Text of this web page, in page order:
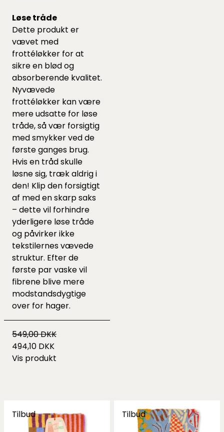
Løse tråde
Dette produkt er
vævet med
frottéløkker for at
sikre en blød og
absorberende kvalitet.
Nyvævede
frottéløkker kan være
mere udsatte for løse
tråde, så vær forsigtig
med smykker ved de
første ganges brug.
Hvis en tråd skulle
løsne sig, træk aldrig i
den! Klip den forsigtigt
af med en skarp saks
– dette vil forhindre
yderligere løse tråde
og påvirker ikke
tekstilernes vævede
struktur. Efter de
første par vaske vil
fibrene blive mere
modstandsdygtige
over for hager.
549,00 DKK
494,10 DKK
Vis produkt
Tilbud Tilbud